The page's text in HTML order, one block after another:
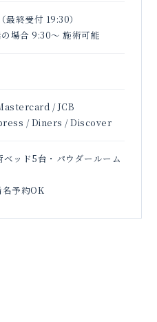
終受付 19:30）
場合 9:30〜 施術可能
/ JCB
/ Diners / Discover
ベッド5台・パウダールーム
予約OK